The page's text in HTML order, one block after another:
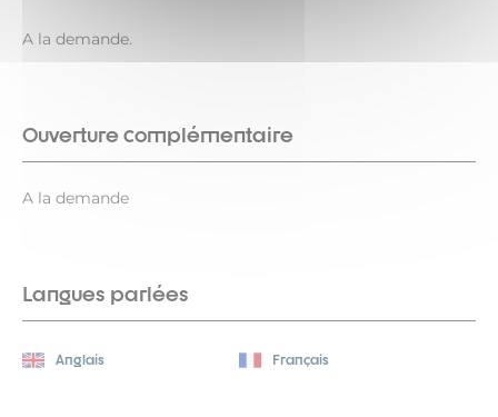
A la demande.
Ouverture complémentaire
A la demande
Langues parlées
Anglais Français